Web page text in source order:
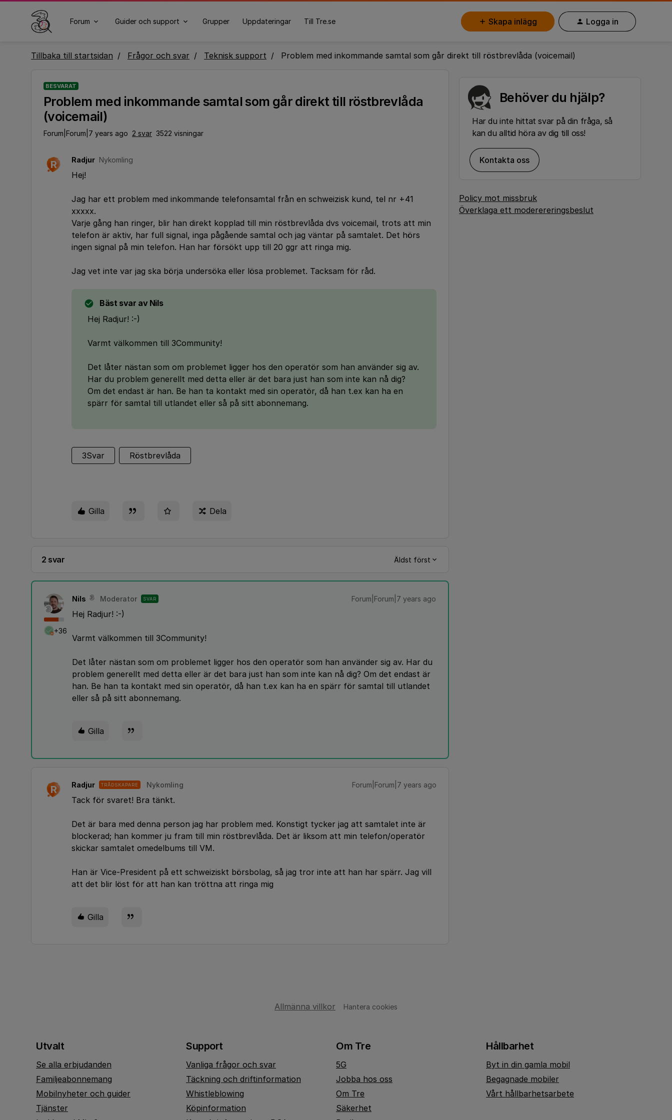
Forum Guider och support Grupper Uppdateringar Till Tre.se Skapa inlägg Logga in
Tillbaka till startsidan Frågor och svar Teknisk support Problem med inkommande samtal som går direkt till röstbrevlåda (voicemail)
BESVARAT
Problem med inkommande samtal som går direkt till röstbrevlåda
(voicemail)
Forum|Forum|7 years ago 2 svar 3522 visningar
R Radjur Nykomling
Hej!
Jag har ett problem med inkommande telefonsamtal från en schweizisk kund, tel nr +41
xxxxx.
Varje gång han ringer, blir han direkt kopplad till min röstbrevlåda dvs voicemail, trots att min
telefon är aktiv, har full signal, inga pågående samtal och jag väntar på samtalet. Det hörs
ingen signal på min telefon. Han har försökt upp till 20 ggr att ringa mig.
Jag vet inte var jag ska börja undersöka eller lösa problemet. Tacksam för råd.
Bäst svar av Nils
Hej Radjur! :-)
Varmt välkommen till 3Community!
Det låter nästan som om problemet ligger hos den operatör som han använder sig av.
Har du problem generellt med detta eller är det bara just han som inte kan nå dig?
Om det endast är han. Be han ta kontakt med sin operatör, då han t.ex kan ha en
spärr för samtal till utlandet eller så på sitt abonnemang.
3Svar Röstbrevlåda
Gilla Dela
2 svar Äldst först
+36
Nils Moderator SVAR Forum|Forum|7 years ago
Hej Radjur! :-)
Varmt välkommen till 3Community!
Det låter nästan som om problemet ligger hos den operatör som han använder sig av. Har du
problem generellt med detta eller är det bara just han som inte kan nå dig? Om det endast är
han. Be han ta kontakt med sin operatör, då han t.ex kan ha en spärr för samtal till utlandet
eller så på sitt abonnemang.
Gilla
R Radjur TRÅDSKAPARE Nykomling Forum|Forum|7 years ago
Tack för svaret! Bra tänkt.
Det är bara med denna person jag har problem med. Konstigt tycker jag att samtalet inte är
blockerad; han kommer ju fram till min röstbrevlåda. Det är liksom att min telefon/operatör
skickar samtalet omedelbums till VM.
Han är Vice-President på ett schweiziskt börsbolag, så jag tror inte att han har spärr. Jag vill
att det blir löst för att han kan tröttna att ringa mig
Gilla
Behöver du hjälp?
Har du inte hittat svar på din fråga, så
kan du alltid höra av dig till oss!
Kontakta oss
Policy mot missbruk
Överklaga ett moderereringsbeslut
Allmänna villkor Hantera cookies
Utvalt
Se alla erbjudanden
Familjeabonnemang
Mobilnyheter och guider
Tjänster
Support
Vanliga frågor och svar
Täckning och driftinformation
Whistleblowing
Köpinformation
Om Tre
5G
Jobba hos oss
Om Tre
Säkerhet
Hållbarhet
Byt in din gamla mobil
Begagnade mobiler
Vårt hållbarhetsarbete